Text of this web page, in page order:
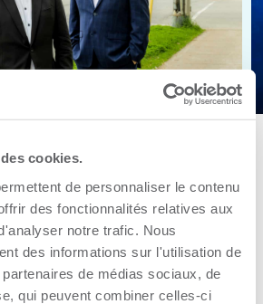
cookies.
de personnaliser le contenu
des fonctionnalités relatives aux
notre trafic. Nous
des informations sur l'utilisation de
de médias sociaux, de
qui peuvent combiner celles-ci
devient le nouveau
la CCI3R
assemblée générale annuelle
Chambre de commerce et